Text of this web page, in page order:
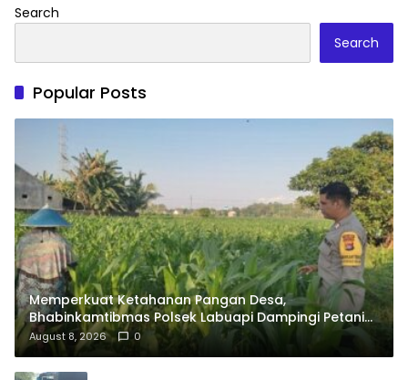
Search
Search
Popular Posts
Memperkuat Ketahanan Pangan Desa,
Bhabinkamtibmas Polsek Labuapi Dampingi Petani
Kuranji Dalang
August 8, 2026 0